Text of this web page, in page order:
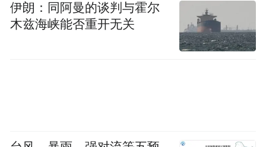
伊朗：同阿曼的谈判与霍尔
木兹海峡能否重开无关